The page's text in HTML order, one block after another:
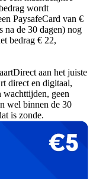
wordt
PaysafeCard van €
na de 30 dagen) nog
bedrag € 22,
aan het juiste
direct en digitaal,
wachttijden, geen
wel binnen de 30
is zonde.